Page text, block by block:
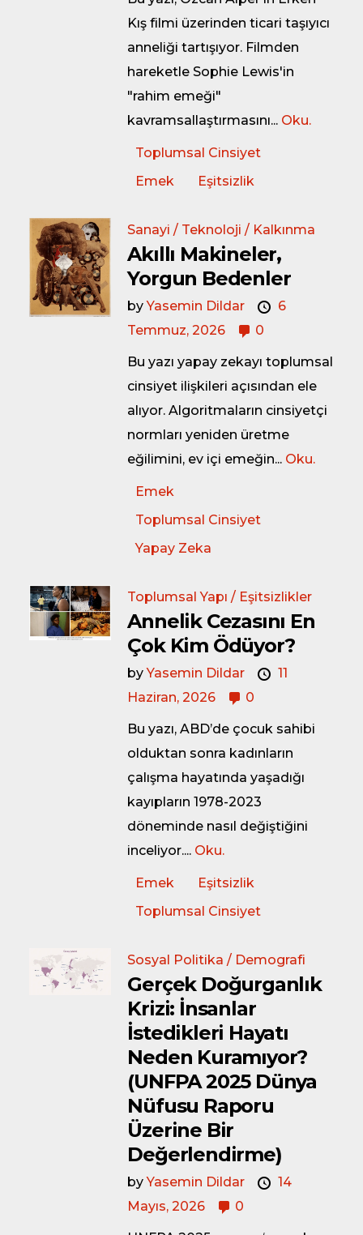
Kış filmi üzerinden ticari taşıyıcı
anneliği tartışıyor. Filmden
hareketle Sophie Lewis'in
"rahim emeği"
kavramsallaştırmasını... Oku.
Toplumsal Cinsiyet
Emek
Eşitsizlik
Sanayi / Teknoloji / Kalkınma
Akıllı Makineler,
Yorgun Bedenler
byYasemin Dildar
6
Temmuz, 2026
0
Bu yazı yapay zekayı toplumsal
cinsiyet ilişkileri açısından ele
alıyor. Algoritmaların cinsiyetçi
normları yeniden üretme
eğilimini, ev içi emeğin... Oku.
Emek
Toplumsal Cinsiyet
Yapay Zeka
Toplumsal Yapı / Eşitsizlikler
Annelik Cezasını En
Çok Kim Ödüyor?
byYasemin Dildar
11
Haziran, 2026
0
Bu yazı, ABD’de çocuk sahibi
olduktan sonra kadınların
çalışma hayatında yaşadığı
kayıpların 1978-2023
döneminde nasıl değiştiğini
inceliyor.... Oku.
Emek
Eşitsizlik
Toplumsal Cinsiyet
Sosyal Politika / Demografi
Gerçek Doğurganlık
Krizi: İnsanlar
İstedikleri Hayatı
Neden Kuramıyor?
(UNFPA 2025 Dünya
Nüfusu Raporu
Üzerine Bir
Değerlendirme)
byYasemin Dildar
14
Mayıs, 2026
0